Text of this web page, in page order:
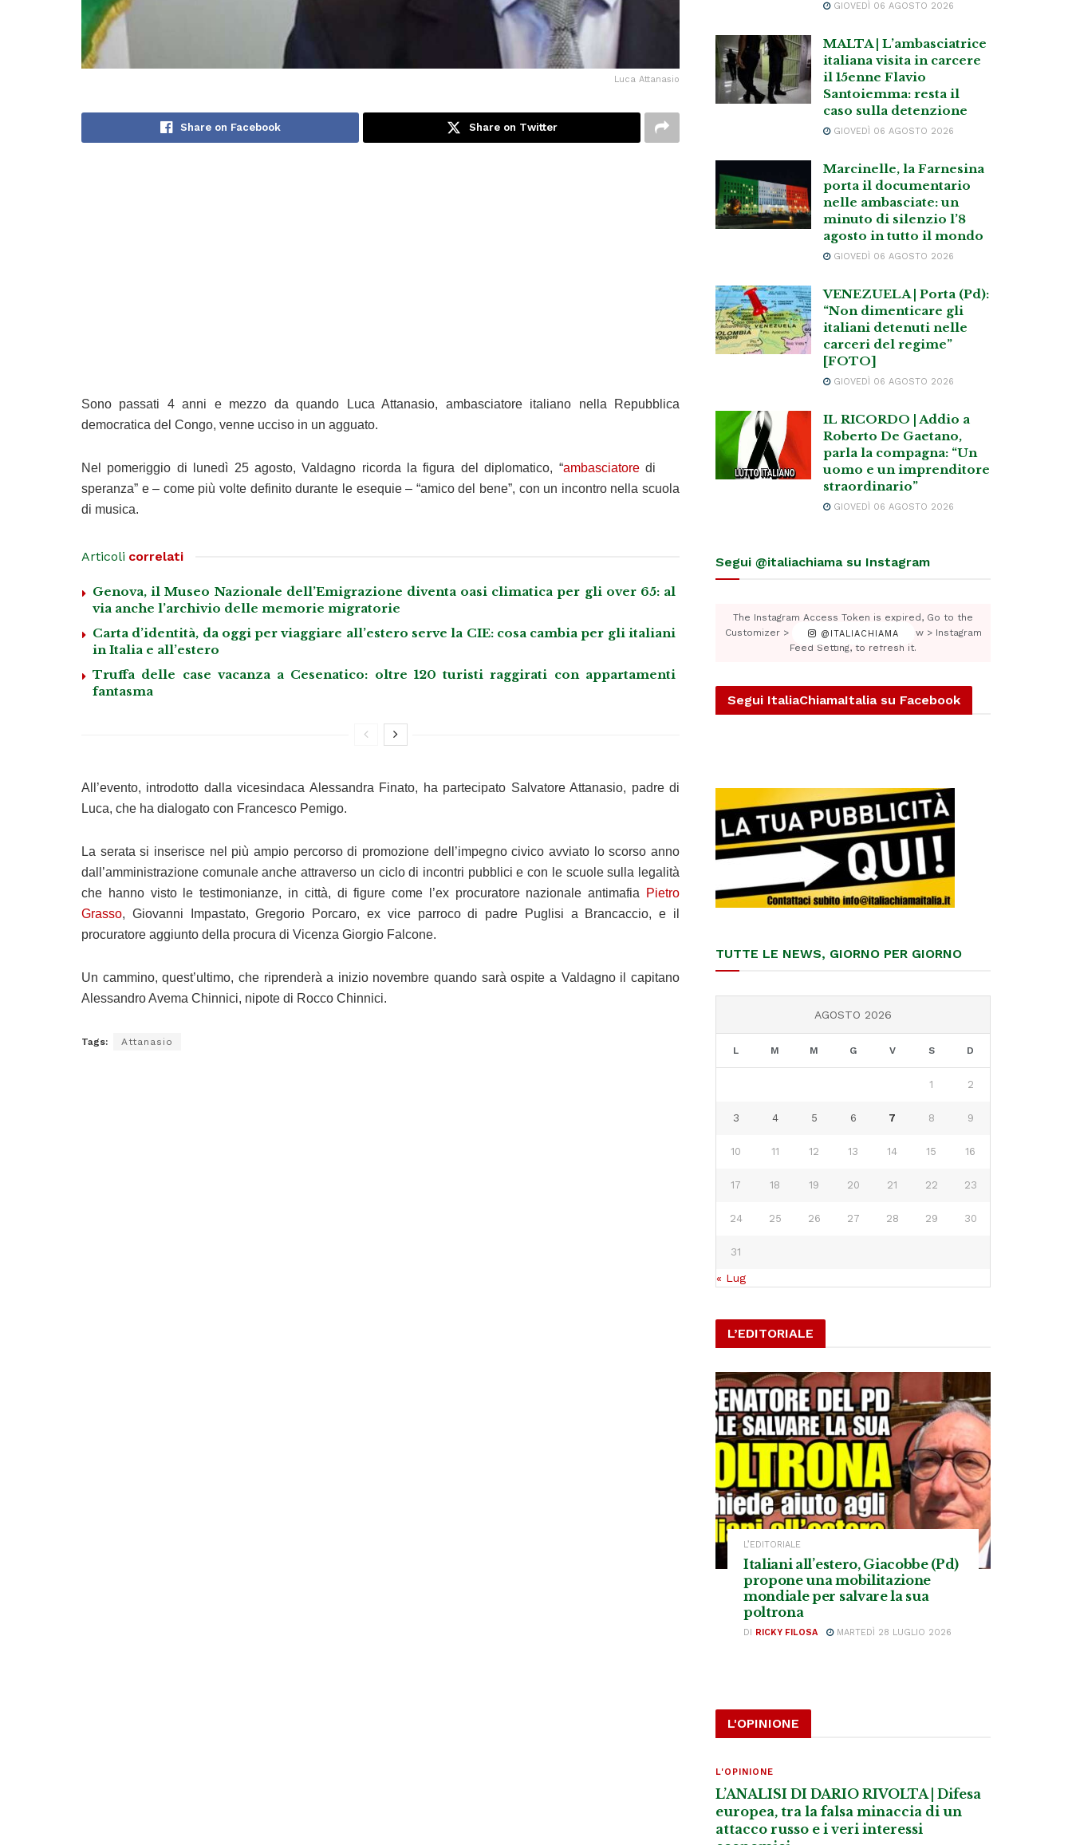
Luca Attanasio
Share on Facebook Share on Twitter
Sono passati 4 anni e mezzo da quando Luca Attanasio, ambasciatore italiano nella Repubblica
democratica del Congo, venne ucciso in un agguato.
Nel pomeriggio di lunedì 25 agosto, Valdagno ricorda la figura del diplomatico, “ambasciatoredi
speranza” e – come più volte definito durante le esequie – “amico del bene”, con un incontro nella scuola
di musica.
Articoli correlati
Genova, il Museo Nazionale dell’Emigrazione diventa oasi climatica per gli over 65: al
via anche l’archivio delle memorie migratorie
Carta d’identità, da oggi per viaggiare all’estero serve la CIE: cosa cambia per gli italiani
in Italia e all’estero
Truffa delle case vacanza a Cesenatico: oltre 120 turisti raggirati con appartamenti
fantasma
All’evento, introdotto dalla vicesindaca Alessandra Finato, ha partecipato Salvatore Attanasio, padre di
Luca, che ha dialogato con Francesco Pemigo.
La serata si inserisce nel più ampio percorso di promozione dell’impegno civico avviato lo scorso anno
dall’amministrazione comunale anche attraverso un ciclo di incontri pubblici e con le scuole sulla legalità
che hanno visto le testimonianze, in città, di figure come l’ex procuratore nazionale antimafia
Pietro
Grasso, Giovanni Impastato, Gregorio Porcaro, ex vice parroco di padre Puglisi a Brancaccio, e il
procuratore aggiunto della procura di Vicenza Giorgio Falcone.
Un cammino, quest’ultimo, che riprenderà a inizio novembre quando sarà ospite a Valdagno il capitano
Alessandro Avema Chinnici, nipote di Rocco Chinnici.
Tags: Attanasio
GIOVEDÌ 06 AGOSTO 2026
MALTA | L’ambasciatrice
italiana visita in carcere
il 15enne Flavio
Santoiemma: resta il
caso sulla detenzione
GIOVEDÌ 06 AGOSTO 2026
Marcinelle, la Farnesina
porta il documentario
nelle ambasciate: un
minuto di silenzio l’8
agosto in tutto il mondo
GIOVEDÌ 06 AGOSTO 2026
VENEZUELA | Porta (Pd):
“Non dimenticare gli
italiani detenuti nelle
carceri del regime”
[FOTO]
GIOVEDÌ 06 AGOSTO 2026
IL RICORDO | Addio a
Roberto De Gaetano,
parla la compagna: “Un
uomo e un imprenditore
straordinario”
GIOVEDÌ 06 AGOSTO 2026
Segui @italiachiama su Instagram
@ITALIACHIAMA
The Instagram Access Token is expired, Go to the
Customizer > JNews : Social, Like & View > Instagram
Feed Setting, to refresh it.
Segui ItaliaChiamaItalia su Facebook
TUTTE LE NEWS, GIORNO PER GIORNO
AGOSTO 2026
L M M G V S D
1 2
3 4 5 6 7 8 9
10 11 12 13 14 15 16
17 18 19 20 21 22 23
24 25 26 27 28 29 30
31
« Lug
L’EDITORIALE
L’EDITORIALE
Italiani all’estero, Giacobbe (Pd)
propone una mobilitazione
mondiale per salvare la sua
poltrona
DI RICKY FILOSA MARTEDÌ 28 LUGLIO 2026
L'OPINIONE
L'OPINIONE
L’ANALISI DI DARIO RIVOLTA | Difesa
europea, tra la falsa minaccia di un
attacco russo e i veri interessi